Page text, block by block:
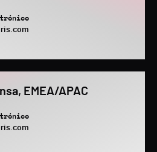
EMEA/APAC